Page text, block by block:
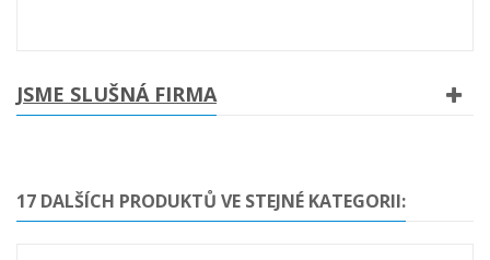
JSME SLUŠNÁ FIRMA
17 DALŠÍCH PRODUKTŮ VE STEJNÉ KATEGORII: